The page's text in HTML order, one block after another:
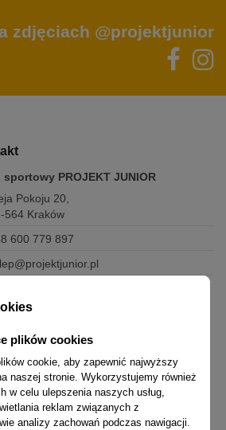
zdjęciach @projektjunior
sportowy PROJEKT JUNIOR
Pokoju 20,
564 Kraków
600 779 897
- piątek: 11.00-19.00
(każda): nieczynne
na wiadomości SMS. W
dotyczących zamówień i oferty
o kontakt mailowy, telefoniczny lub
plików cookies
cookie, aby zapewnić najwyższy
naszej stronie. Wykorzystujemy również
w celu ulepszenia naszych usług,
reklam związanych z
analizy zachowań podczas nawigacji.